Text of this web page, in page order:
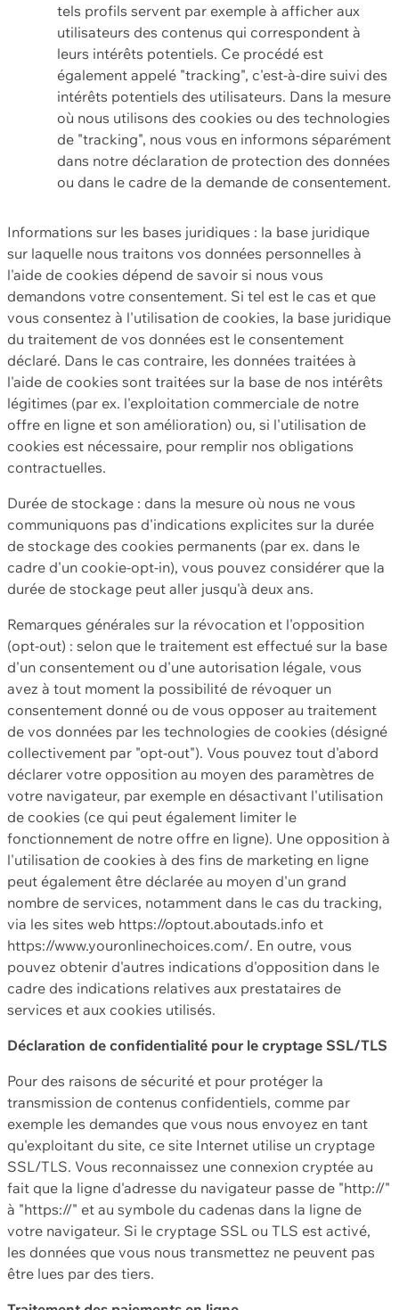
tels profils servent par exemple à afficher aux
utilisateurs des contenus qui correspondent à
leurs intérêts potentiels. Ce procédé est
également appelé "tracking", c'est-à-dire suivi des
intérêts potentiels des utilisateurs. Dans la mesure
où nous utilisons des cookies ou des technologies
de "tracking", nous vous en informons séparément
dans notre déclaration de protection des données
ou dans le cadre de la demande de consentement.
Informations sur les bases juridiques : la base juridique
sur laquelle nous traitons vos données personnelles à
l'aide de cookies dépend de savoir si nous vous
demandons votre consentement. Si tel est le cas et que
vous consentez à l'utilisation de cookies, la base juridique
du traitement de vos données est le consentement
déclaré. Dans le cas contraire, les données traitées à
l'aide de cookies sont traitées sur la base de nos intérêts
légitimes (par ex. l'exploitation commerciale de notre
offre en ligne et son amélioration) ou, si l'utilisation de
cookies est nécessaire, pour remplir nos obligations
contractuelles.
Durée de stockage : dans la mesure où nous ne vous
communiquons pas d'indications explicites sur la durée
de stockage des cookies permanents (par ex. dans le
cadre d'un cookie-opt-in), vous pouvez considérer que la
durée de stockage peut aller jusqu'à deux ans.
Remarques générales sur la révocation et l'opposition
(opt-out) : selon que le traitement est effectué sur la base
d'un consentement ou d'une autorisation légale, vous
avez à tout moment la possibilité de révoquer un
consentement donné ou de vous opposer au traitement
de vos données par les technologies de cookies (désigné
collectivement par "opt-out"). Vous pouvez tout d'abord
déclarer votre opposition au moyen des paramètres de
votre navigateur, par exemple en désactivant l'utilisation
de cookies (ce qui peut également limiter le
fonctionnement de notre offre en ligne). Une opposition à
l'utilisation de cookies à des fins de marketing en ligne
peut également être déclarée au moyen d'un grand
nombre de services, notamment dans le cas du tracking,
via les sites web https://optout.aboutads.info et
https://www.youronlinechoices.com/. En outre, vous
pouvez obtenir d'autres indications d'opposition dans le
cadre des indications relatives aux prestataires de
services et aux cookies utilisés.
Déclaration de confidentialité pour le cryptage SSL/TLS
Pour des raisons de sécurité et pour protéger la
transmission de contenus confidentiels, comme par
exemple les demandes que vous nous envoyez en tant
qu'exploitant du site, ce site Internet utilise un cryptage
SSL/TLS. Vous reconnaissez une connexion cryptée au
fait que la ligne d'adresse du navigateur passe de "http://"
à "https://" et au symbole du cadenas dans la ligne de
votre navigateur. Si le cryptage SSL ou TLS est activé,
les données que vous nous transmettez ne peuvent pas
être lues par des tiers.